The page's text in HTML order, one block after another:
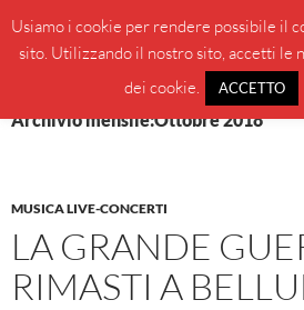
contenuto
BeppeBlog
Archivio mensile:Ottobre 2018
MUSICA LIVE-CONCERTI
LA GRANDE
RIMASTI A
Usiamo i cookie per rendere possibile il
sito. Utilizzando il nostro sito, accetti le
dei cookie.
ACCETTO